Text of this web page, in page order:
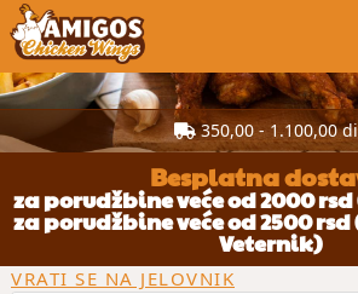
Poruči online
Blog
Moj nalog
350,00 - 1.100,00
Besplatna
za porudžbine veće od 2000
za porudžbine veće od 2500
Veternik)
VRATI SE NA JELOVNIK